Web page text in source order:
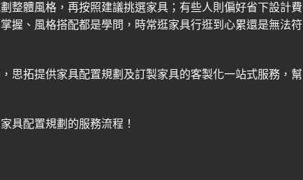
整體風格，再按照建議挑選家具；有些人則偏好省下設計費
握 、 風格搭配都是學問，時常逛家具行逛到心累還是無法符
思拓提供家具配置規劃及訂製家具的客製化一站式服務，幫
具配置規劃的服務流程！